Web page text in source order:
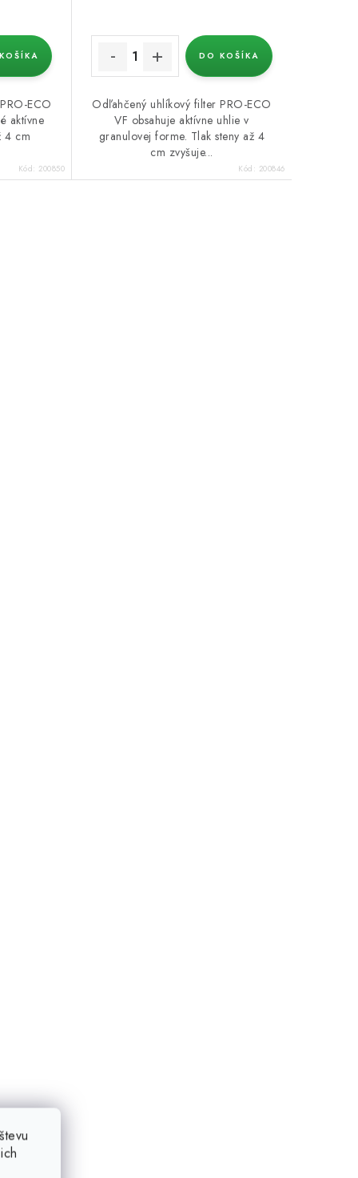
ECO
aktívne
4 cm
Kód: 200850
DO KOŠÍKA
Odľahčený uhlíkový filter PRO-ECO
VF obsahuje aktívne uhlie v
granulovej forme. Tlak steny až 4
cm zvyšuje...
Kód: 200846